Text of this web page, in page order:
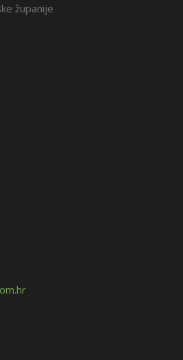
županije